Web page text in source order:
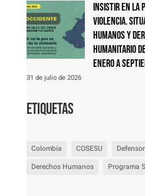
Insistir en la
violencia.
humanos y
humanitario
Enero a
31 de julio de 2026
Etiquetas
Colombia COSESU
Derechos Humanos
Programa